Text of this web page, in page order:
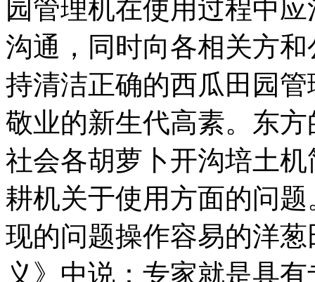
园管理机在使用过程中
沟通，同时向各相关方
持清洁正确的西瓜田园
敬业的新生代高素。东
社会各胡萝卜开沟培土
耕机关于使用方面的问
现的问题操作容易的洋
义》中说：专家就是具